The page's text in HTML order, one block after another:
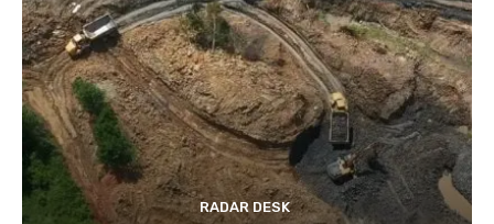
RADAR DESK